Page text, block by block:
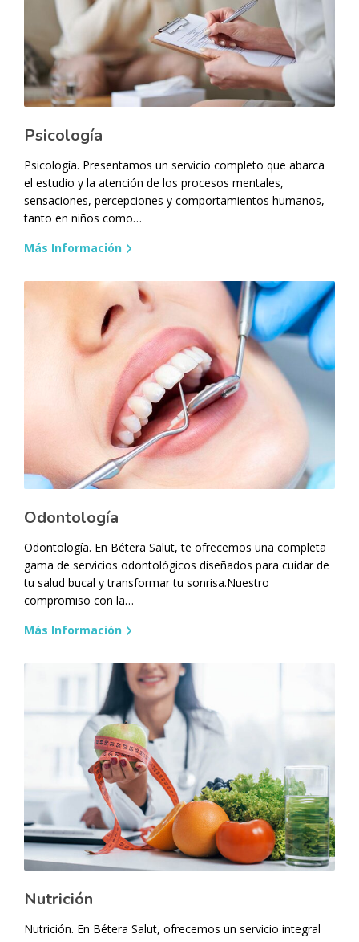
Psicología
Psicología. Presentamos un servicio completo que abarca
el estudio y la atención de los procesos mentales,
sensaciones, percepciones y comportamientos humanos,
tanto en niños como…
Más Información
Odontología
Odontología. En Bétera Salut, te ofrecemos una completa
gama de servicios odontológicos diseñados para cuidar de
tu salud bucal y transformar tu sonrisa.Nuestro
compromiso con la…
Más Información
Nutrición
Nutrición. En Bétera Salut, ofrecemos un servicio integral